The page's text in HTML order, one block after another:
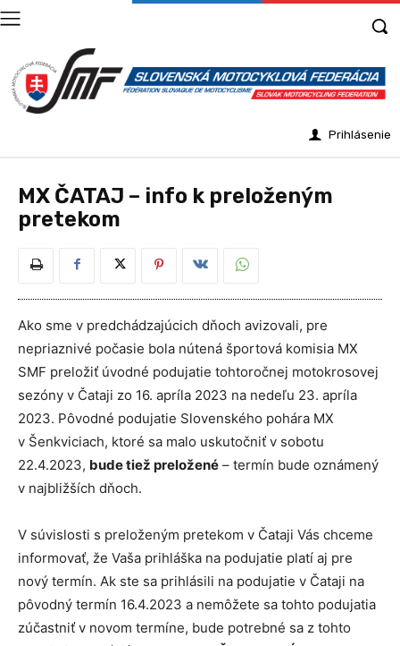
Prihlásenie
MX ČATAJ – info k preloženým
pretekom
Ako sme v predchádzajúcich dňoch avizovali, pre
nepriaznivé počasie bola nútená športová komisia MX
SMF preložiť úvodné podujatie tohtoročnej motokrosovej
sezóny v Čataji zo 16. apríla 2023 na nedeľu 23. apríla
2023. Pôvodné podujatie Slovenského pohára MX
v Šenkviciach, ktoré sa malo uskutočniť v sobotu
22.4.2023, bude tiež preložené – termín bude oznámený
v najbližších dňoch.
V súvislosti s preloženým pretekom v Čataji Vás chceme
informovať, že Vaša prihláška na podujatie platí aj pre
nový termín. Ak ste sa prihlásili na podujatie v Čataji na
pôvodný termín 16.4.2023 a nemôžete sa tohto podujatia
zúčastniť v novom termíne, bude potrebné sa z tohto